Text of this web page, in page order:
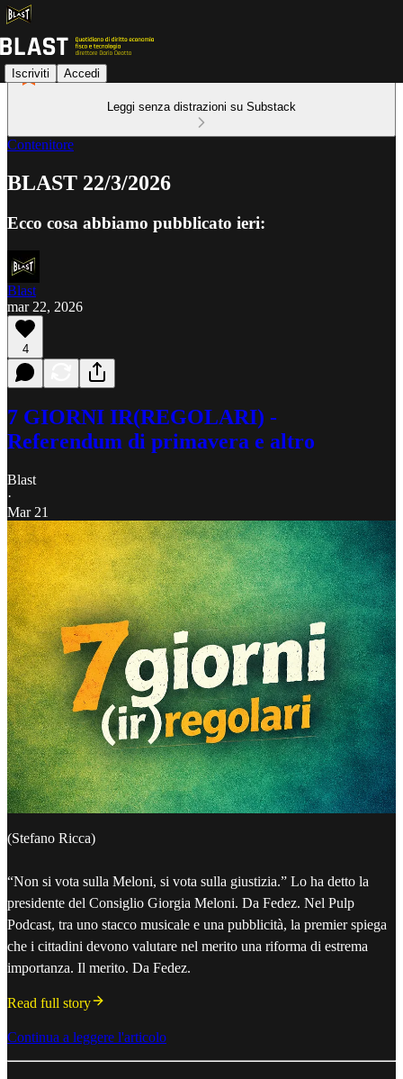
Iscriviti Accedi
Leggi senza distrazioni su Substack
Contenitore
BLAST 22/3/2026
Ecco cosa abbiamo pubblicato ieri:
Blast
mar 22, 2026
4
7 GIORNI IR(REGOLARI) -
Referendum di primavera e altro
Blast
·
Mar 21
(Stefano Ricca)
“Non si vota sulla Meloni, si vota sulla giustizia.” Lo ha detto la
presidente del Consiglio Giorgia Meloni. Da Fedez. Nel Pulp
Podcast, tra uno stacco musicale e una pubblicità, la premier spiega
che i cittadini devono valutare nel merito una riforma di estrema
importanza. Il merito. Da Fedez.
Read full story
Continua a leggere l'articolo